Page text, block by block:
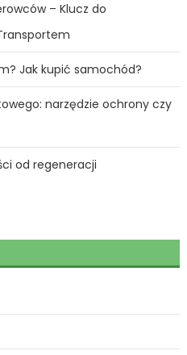
– Klucz do
Jak kupić samochód?
narzędzie ochrony czy
od regeneracji